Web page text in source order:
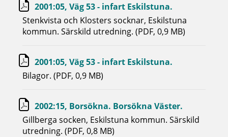
2001:05, Väg 53 - infart Eskilstuna.
Stenkvista och Klosters socknar, Eskilstuna
kommun. Särskild utredning. (PDF, 0,9 MB)
2001:05, Väg 53 - infart Eskilstuna.
Bilagor. (PDF, 0,9 MB)
2002:15, Borsökna. Borsökna Väster.
Gillberga socken, Eskilstuna kommun. Särskild
utredning. (PDF, 0,8 MB)